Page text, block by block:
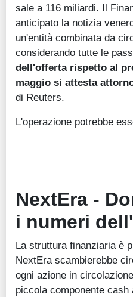
sale a 116 miliardi. Il
anticipato la notizia
un'entità combinata da
considerando tutte le
dell'offerta rispetto al
maggio si attesta
di Reuters.
L'operazione potrebbe
NextEra -
i numeri
La struttura finanziaria è
NextEra scambierebbe
ogni azione in
piccola componente